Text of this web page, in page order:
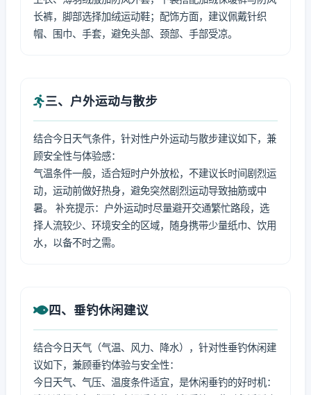
长裤，脚部选择加绒运动鞋；配饰方面，建议佩戴针织
帽、围巾、手套，避免头部、颈部、手部受凉。
三、户外运动与散步
结合今日天气条件，针对性户外运动与散步建议如下，兼
顾安全性与体验感：
气温条件一般，适合短时户外放松，不建议长时间剧烈运
动，运动前做好热身，避免突然剧烈运动导致抽筋或中
暑。 补充提示：户外运动时尽量避开交通繁忙路段，选
择人流较少、环境安全的区域，随身携带少量纸巾、饮用
水，以备不时之需。
四、垂钓休闲建议
结合今日天气（气温、风力、降水），针对性垂钓休闲建
议如下，兼顾垂钓体验与安全性：
今日天气、气压、温度条件适宜，是休闲垂钓的好时机：